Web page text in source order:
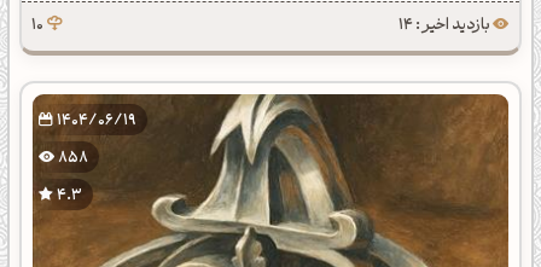
بازدید اخیر : 14 10
1404/06/19
858
4.3